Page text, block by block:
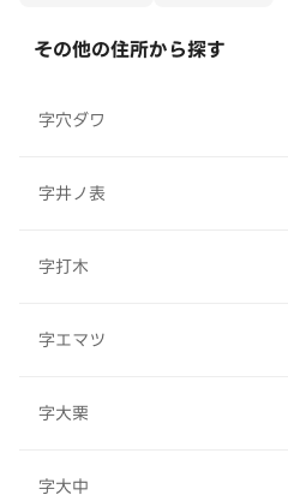
その他の住所から探す
字穴ダワ
字井ノ表
字打木
字エマツ
字大栗
字大中